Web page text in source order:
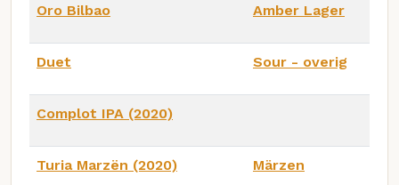
Oro Bilbao Amber Lager
Duet Sour - overig
Complot IPA (2020)
Turia Marzën (2020) Märzen